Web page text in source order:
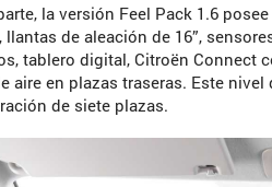
la versión Feel Pack 1.6
llantas de aleación de 16”,
tablero digital, Citroën Connect
aire en plazas traseras. Este
de siete plazas.